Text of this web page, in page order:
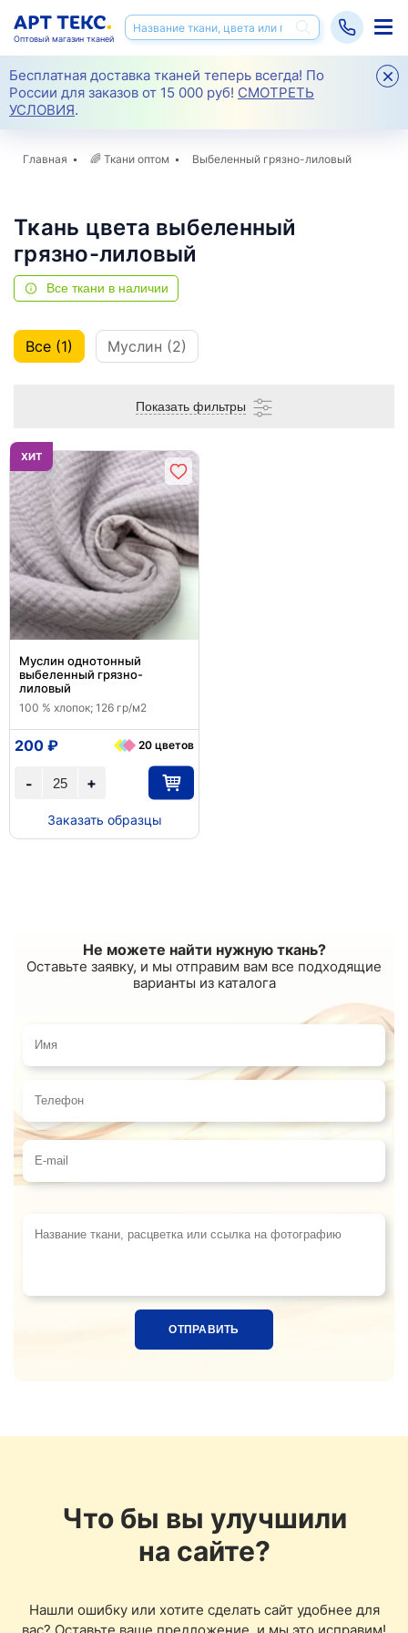
Бесплатная доставка тканей теперь всегда! По
России для заказов от 15 000 руб! СМОТРЕТЬ
УСЛОВИЯ.
Оптовый магазин тканей
Главная 🌈 Ткани оптом Выбеленный грязно-лиловый
Ткань цвета выбеленный
грязно-лиловый
Все ткани в наличии
Все (1) Муслин (2)
Показать фильтры
ХИТ
Муслин однотонный
выбеленный грязно-
лиловый
100 % хлопок; 126 гр/м2
+
-
200 ₽ 20 цветов
Заказать образцы
Не можете найти нужную ткань?
Оставьте заявку, и мы отправим вам все подходящие
варианты из каталога
Имя
Телефон
E-mail
Что бы вы улучшили
на сайте?
Нашли ошибку или хотите сделать сайт удобнее для